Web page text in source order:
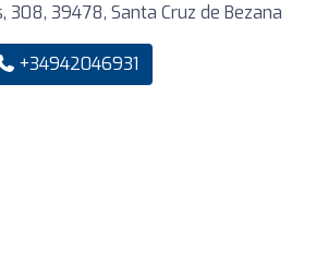
308, 39478, Santa Cruz de Bezana
+34942046931